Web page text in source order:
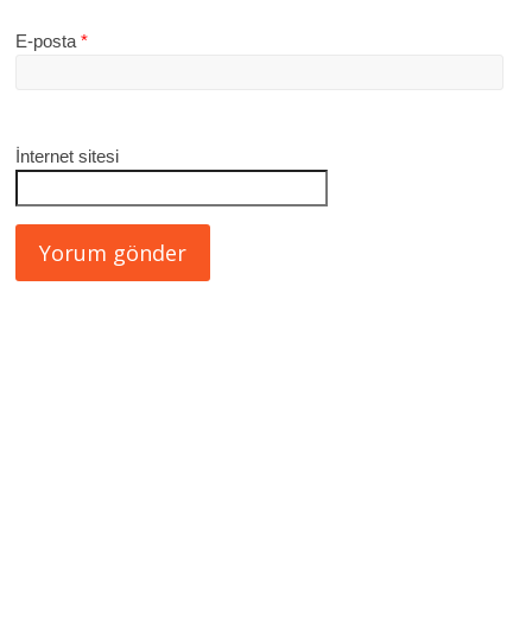
E-posta*
İnternet sitesi